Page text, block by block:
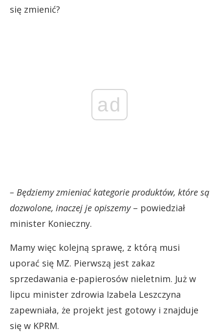
się zmienić?
ad
– Będziemy zmieniać kategorie produktów, które są
dozwolone, inaczej je opiszemy– powiedział
minister Konieczny.
Mamy więc kolejną sprawę, z którą musi
uporać się MZ. Pierwszą jest zakaz
sprzedawania e-papierosów nieletnim. Już w
lipcu minister zdrowia Izabela Leszczyna
zapewniała, że projekt jest gotowy i znajduje
się w KPRM.